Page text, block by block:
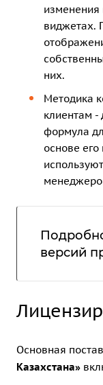
изменения
виджетах.
них.
Методика
клиентам -
формула
основе
версий
Основная
Казахстана»